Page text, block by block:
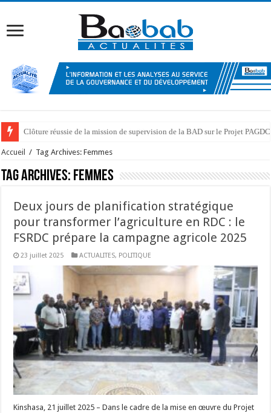
Kongo Central : Indemnisation de 39 personnes affectées par
Accueil / Tag Archives: Femmes
Tag Archives: Femmes
Deux jours de planification stratégique
pour transformer l’agriculture en RDC : le
FSRDC prépare la campagne agricole 2025
23 juillet 2025 ACTUALITES, POLITIQUE
Kinshasa, 21 juillet 2025 – Dans le cadre de la mise en œuvre du Projet